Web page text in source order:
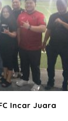
Incar Juara